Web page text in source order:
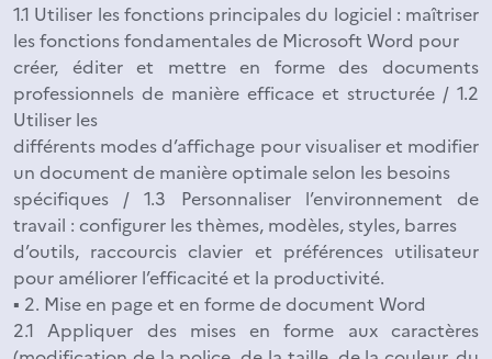
1.1 Utiliser les fonctions principales du logiciel : maîtriser
les fonctions fondamentales de Microsoft Word pour
créer, éditer et mettre en forme des documents
professionnels de manière efficace et structurée / 1.2
Utiliser les
différents modes d’affichage pour visualiser et modifier
un document de manière optimale selon les besoins
spécifiques / 1.3 Personnaliser l’environnement de
travail : configurer les thèmes, modèles, styles, barres
d’outils, raccourcis clavier et préférences utilisateur
pour améliorer l’efficacité et la productivité.
▪ 2. Mise en page et en forme de document Word
2.1 Appliquer des mises en forme aux caractères